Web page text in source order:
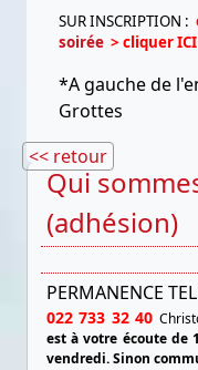
SUR INSCRIPTION :
soirée > cliquer ICI
*A gauche de
Grottes
<< retour
Qui
(adhésion)
PERMANENCE
022 733 32 40
est à votre écoute de
vendredi.Sinon